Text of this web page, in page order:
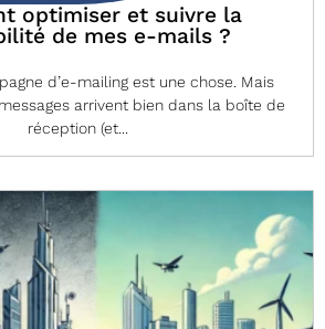
optimiser et suivre la
de mes e-mails ?
d’e-mailing est une chose. Mais
arrivent bien dans la boîte de
réception (et...